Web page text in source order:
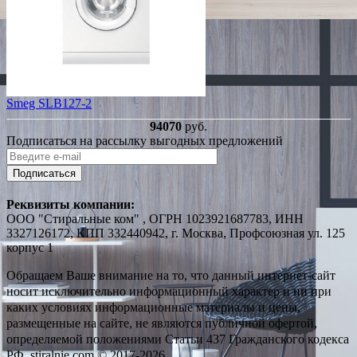
Smeg SLB127-2
94070 руб.
Подписаться на рассылку выгодных предложений
Подписаться
Реквизиты компании:
ООО "Стиральные ком" , ОГРН 1023921687783, ИНН
3327126172, КПП 332440942, г. Москва, Профсоюзная ул. 125
корпус 1
Обращаем Ваше внимание на то, что данный интернет-сайт
носит исключительно информационный характер и ни при
каких условиях информационные материалы и цены,
размещенные на сайте, не являются публичной офертой,
определяемой положениями Статьи 437 Гражданского кодекса